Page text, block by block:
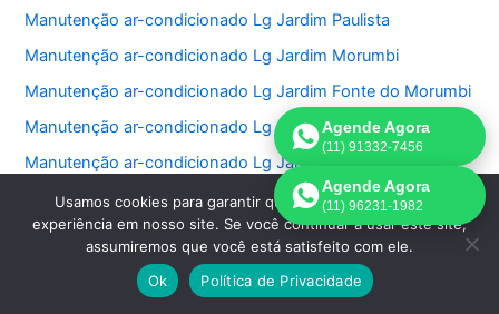
Manutenção ar-condicionado Lg Jardim Paulista
Manutenção ar-condicionado Lg Jardim Morumbi
Manutenção ar-condicionado Lg Jardim Fonte do Morumbi
Manutenção ar-condicionado Lg Jardim Europa
Manutenção ar-condicionado Lg Jardim das Perdizes
Manutenção ar-condicionado Lg Jardim das Acacias
Manutenção ar-condicionado Lg Jardim da Saúde
Manutenção ar-condicionado Lg Jardim Bonfiglioli
Agende Agora
(11) 91332-7456
Agende Agora
(11) 96231-1982
Usamos cookies para garantir que oferecemos a melhor
experiência em nosso site. Se você continuar a usar este site,
assumiremos que você está satisfeito com ele.
Ok
Política de Privacidade